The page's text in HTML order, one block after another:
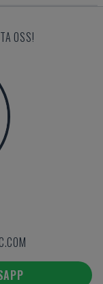
OSS!